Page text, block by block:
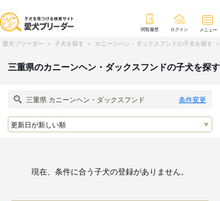
閲覧履歴 ログイン メニュー
愛犬ブリーダー 子犬を探す カニーンヘン・ダックスフンドの子犬を探す
三重県のカニーンヘン・ダックスフンドの子犬を探す
条件変更
現在、条件に合う子犬の登録がありません。